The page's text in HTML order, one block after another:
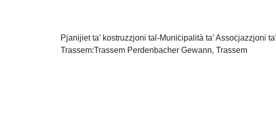
Pjanijiet ta’ kostruzzjoni tal-Muniċipalità ta’ Assoċjazzjoni
Trassem:Trassem Perdenbacher Gewann, Trassem